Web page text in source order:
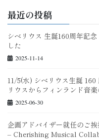
最近の投稿
シベリウス 生誕160周年記
した
2025-11-14
11/5(水) シベリウス生誕
リウスからフィンランド音
2025-06-30
企画アドバイザー就任のご
– Cherishing Musical